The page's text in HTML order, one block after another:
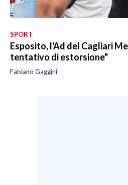
SPORT
Esposito, l'Ad del Cagliari
tentativo di estorsione"
Fabiano Gaggini